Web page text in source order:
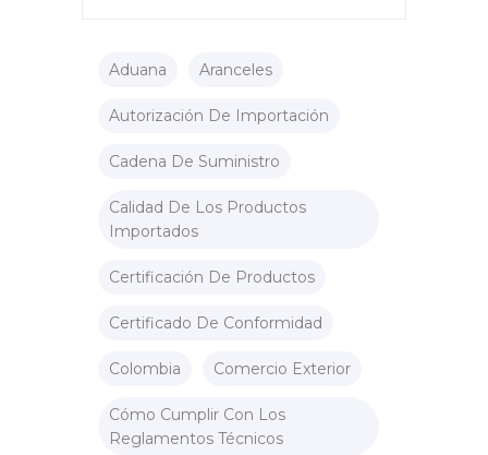
Aduana Aranceles
Autorización De Importación
Cadena De Suministro
Calidad De Los Productos
Importados
Certificación De Productos
Certificado De Conformidad
Colombia Comercio Exterior
Cómo Cumplir Con Los
Reglamentos Técnicos